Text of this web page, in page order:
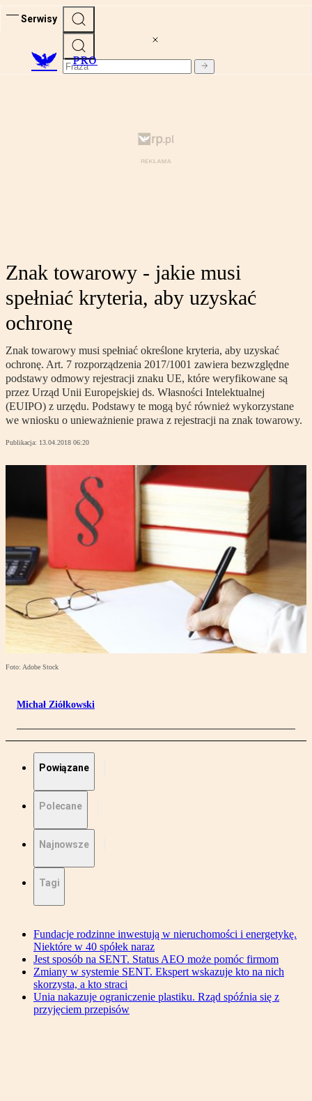
Serwisy
PRO
Znak towarowy - jakie musi
spełniać kryteria, aby uzyskać
ochronę
Znak towarowy musi spełniać określone kryteria, aby uzyskać
ochronę. Art. 7 rozporządzenia 2017/1001 zawiera bezwzględne
podstawy odmowy rejestracji znaku UE, które weryfikowane są
przez Urząd Unii Europejskiej ds. Własności Intelektualnej
(EUIPO) z urzędu. Podstawy te mogą być również wykorzystane
we wniosku o unieważnienie prawa z rejestracji na znak towarowy.
Publikacja: 13.04.2018 06:20
Foto: Adobe Stock
Michał Ziółkowski
Powiązane
Polecane
Najnowsze
Tagi
Fundacje rodzinne inwestują w nieruchomości i energetykę.
Niektóre w 40 spółek naraz
Jest sposób na SENT. Status AEO może pomóc firmom
Zmiany w systemie SENT. Ekspert wskazuje kto na nich
skorzysta, a kto straci
Unia nakazuje ograniczenie plastiku. Rząd spóźnia się z
przyjęciem przepisów